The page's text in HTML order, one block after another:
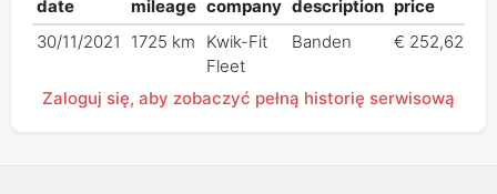
date mileage company description price
30/11/2021
1725 km
Kwik-Fit
Fleet
Banden € 252,62
Zaloguj się, aby zobaczyć pełną historię serwisową